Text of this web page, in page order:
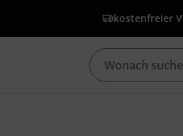
kostenfreier